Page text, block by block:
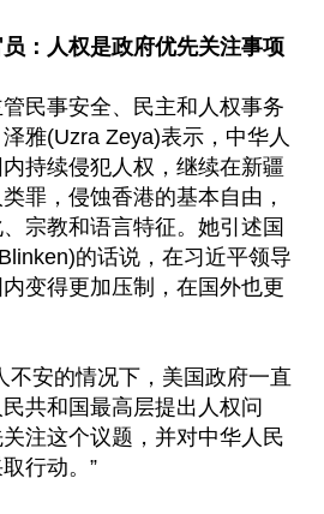
：人权是政府优先关注事项
民事安全、民主和人权事务
雅(Uzra Zeya)表示，中华人
持续侵犯人权，继续在新疆
罪，侵蚀香港的基本自由，
宗教和语言特征。她引述国
的话说，在习近平领导
变得更加压制，在国外也更
不安的情况下，美国政府一直
共和国最高层提出人权问
注这个议题，并对中华人民
行动。”